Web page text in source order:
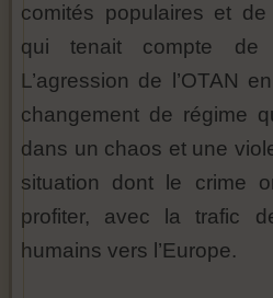
comités populaires et de
qui tenait compte de
L’agression de l’OTAN
changement de régime
dans un chaos et une
situation dont le crime
profiter, avec la trafic
humains vers l’Europe.